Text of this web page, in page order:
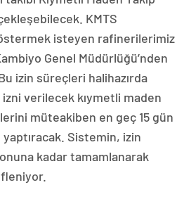
KMTS
isteyen rafinerilerimiz
Genel Müdürlüğü’nden
izin süreçleri halihazırda
verilecek kıymetli maden
müteakiben en geç 15 gün
yaptıracak. Sistemin, izin
kadar tamamlanarak